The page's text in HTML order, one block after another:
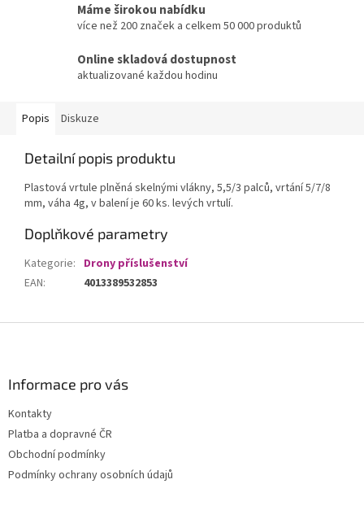
Máme širokou nabídku
více než 200 značek a celkem 50 000 produktů
Online skladová dostupnost
aktualizované každou hodinu
Popis Diskuze
Detailní popis produktu
Plastová vrtule plněná skelnými vlákny, 5,5/3 palců, vrtání 5/7/8
mm, váha 4g, v balení je 60 ks. levých vrtulí.
Doplňkové parametry
Kategorie: Drony příslušenství
EAN: 4013389532853
Informace pro vás
Kontakty
Platba a dopravné ČR
Obchodní podmínky
Podmínky ochrany osobních údajů